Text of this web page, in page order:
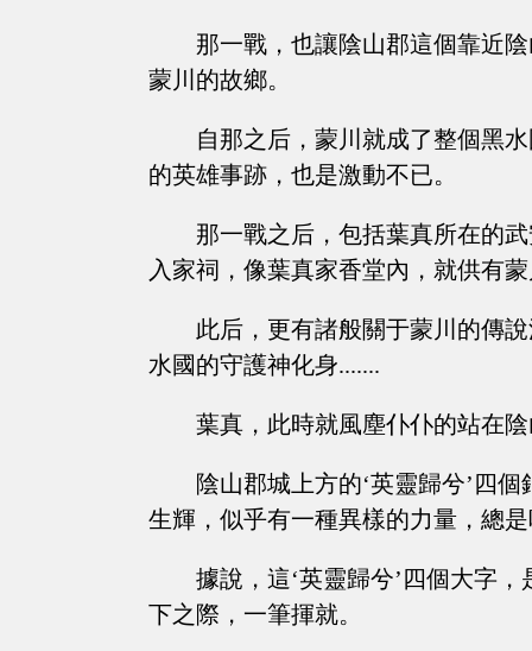
那一戰，也讓陰山郡這個靠近
蒙川的故鄉。
自那之后，蒙川就成了整個黑
的英雄事跡，也是激動不已。
那一戰之后，包括葉真所在的
入家祠，像葉真家香堂內，就供有
此后，更有諸般關于蒙川的傳
水國的守護神化身.......
葉真，此時就風塵仆仆的站在
陰山郡城上方的‘英靈歸兮’四
生輝，似乎有一種異樣的力量，總
據說，這‘英靈歸兮’四個大字
下之際，一筆揮就。